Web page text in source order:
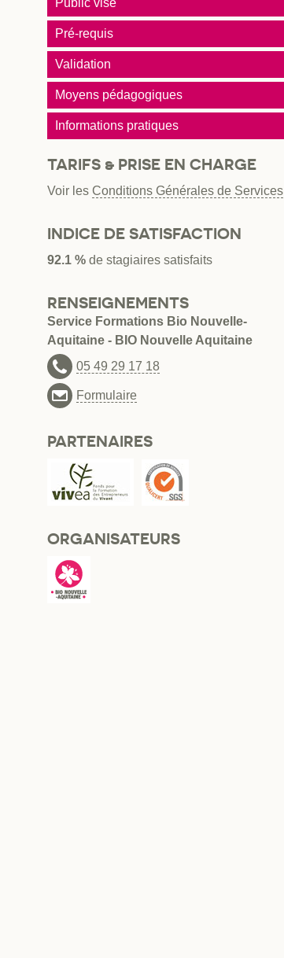
Public visé
Pré-requis
Validation
Moyens pédagogiques
Informations pratiques
TARIFS & PRISE EN CHARGE
Voir les Conditions Générales de Services
INDICE DE SATISFACTION
92.1 % de stagiaires satisfaits
RENSEIGNEMENTS
Service Formations Bio Nouvelle-
Aquitaine - BIO Nouvelle Aquitaine
05 49 29 17 18
Formulaire
PARTENAIRES
ORGANISATEURS